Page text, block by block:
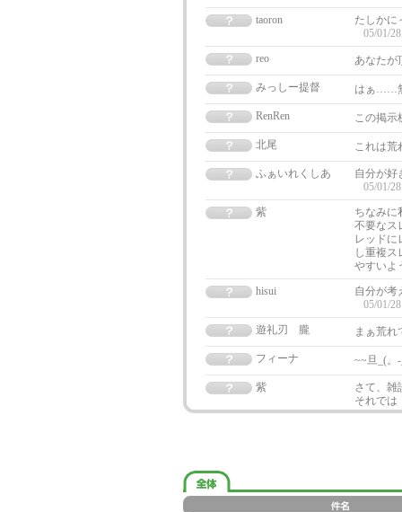
taoron
たしかに
05/01/
reo
あなたが
みっしー提督 はぁ……
RenRen この掲示
北尾 これは荒
ふぁいれくしあ
自分が好
05/01/
紫
ちなみに
不要なス
レッドに
し重複ス
やすいよ
hisui
自分が考
05/01/
遊礼刃 朧
まぁ荒
フィーナ ~~旦_(。
紫
さて、
それでは